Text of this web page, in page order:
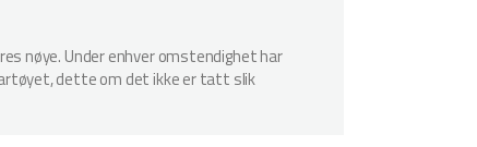
nøye. Under enhver omstendighet har
dette om det ikke er tatt slik